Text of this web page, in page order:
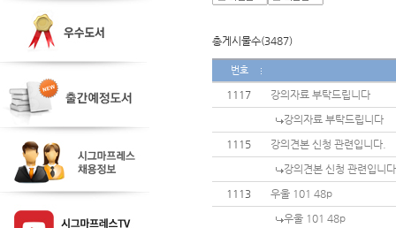
총게시물수(3487)
번호
1117
강의자료 부탁드립니다
강의자료 부탁드립니다
1115
강의견본 신청 관련입니다.
강의견본 신청 관련입니
1113
우울 101 48p
우울 101 48p